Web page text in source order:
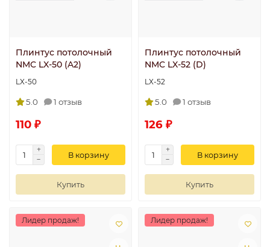
Плинтус потолочный
NMC LX-50 (A2)
LX-50
5.0 1 отзыв
110 ₽
В корзину
Купить
Плинтус потолочный
NMC LX-52 (D)
LX-52
5.0 1 отзыв
126 ₽
В корзину
Купить
Лидер продаж! Лидер продаж!